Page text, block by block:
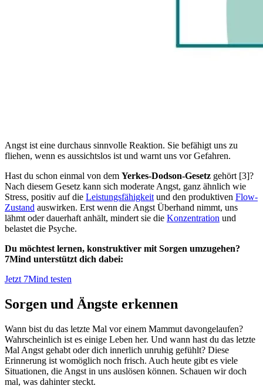
Angst ist eine durchaus sinnvolle Reaktion. Sie befähigt uns zu
fliehen, wenn es aussichtslos ist und warnt uns vor Gefahren.
Hast du schon einmal von dem Yerkes-Dodson-Gesetz gehört [3]?
Nach diesem Gesetz kann sich moderate Angst, ganz ähnlich wie
Stress, positiv auf die Leistungsfähigkeit und den produktiven Flow-
Zustand auswirken. Erst wenn die Angst Überhand nimmt, uns
lähmt oder dauerhaft anhält, mindert sie die Konzentration und
belastet die Psyche.
Du möchtest lernen, konstruktiver mit Sorgen umzugehen?
7Mind unterstützt dich dabei:
Jetzt 7Mind testen
Sorgen und Ängste erkennen
Wann bist du das letzte Mal vor einem Mammut davongelaufen?
Wahrscheinlich ist es einige Leben her. Und wann hast du das letzte
Mal Angst gehabt oder dich innerlich unruhig gefühlt? Diese
Erinnerung ist womöglich noch frisch. Auch heute gibt es viele
Situationen, die Angst in uns auslösen können. Schauen wir doch
mal, was dahinter steckt.